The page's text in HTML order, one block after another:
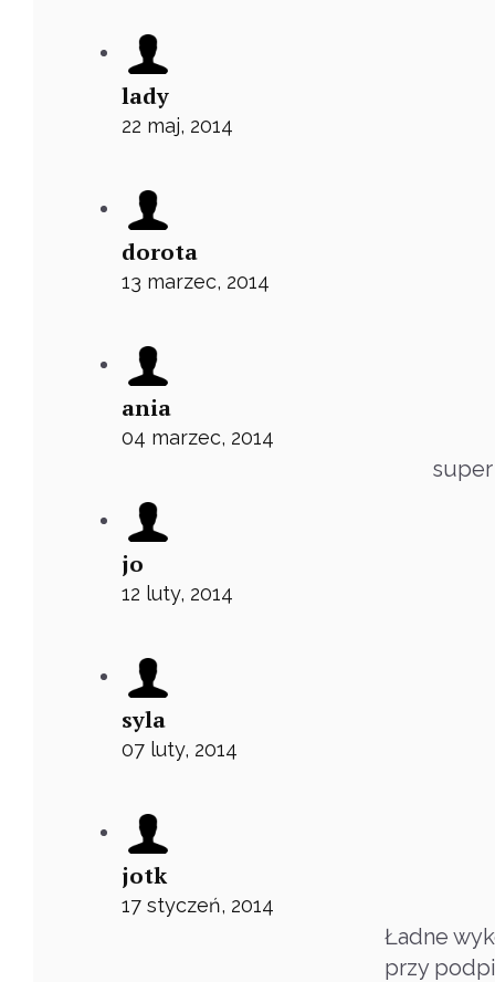
lady
22 maj, 2014
dorota
13 marzec, 2014
ania
04 marzec, 2014
jo
12 luty, 2014
syla
07 luty, 2014
jotk
17 styczeń, 2014
Ładne
przy